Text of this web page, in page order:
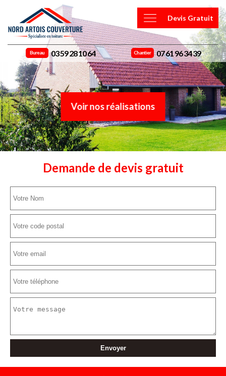
Devis Gratuit
Bureau 03 59 28 10 64 Chantier 07 61 96 34 39
Voir nos réalisations
Demande de devis gratuit